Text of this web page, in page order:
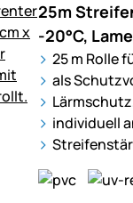
25m
-20°C,
25 m Rolle
als
individuell